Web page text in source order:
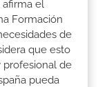
afirma el
Formación
de
que esto
profesional de
pueda